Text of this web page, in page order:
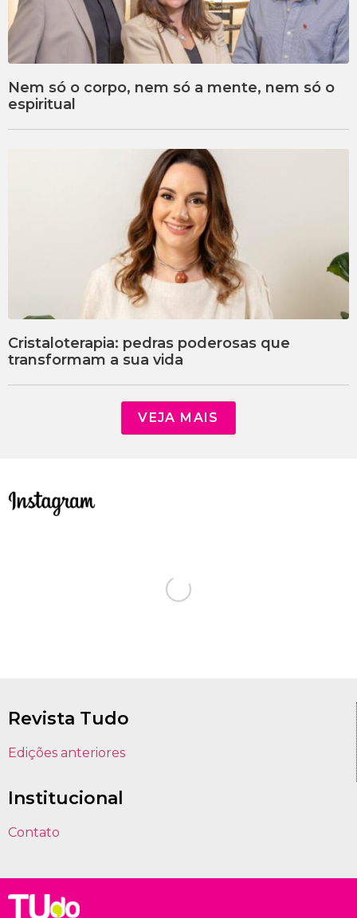
Nem só o corpo, nem só a mente, nem só o
espiritual
Cristaloterapia: pedras poderosas que
transformam a sua vida
VEJA MAIS
Revista Tudo
Edições anteriores
Institucional
Contato